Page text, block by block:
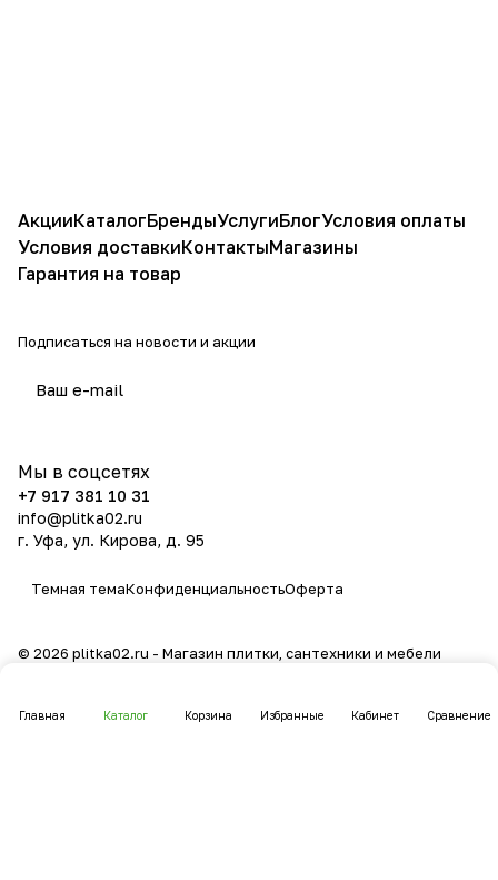
Главная Каталог Корзина Избранные Кабинет Сравнение
АкцииКаталогБрендыУслугиБлогУсловия оплаты
Условия доставкиКонтактыМагазины
Гарантия на товар
Подписаться на новости и акции
Мы в соцсетях
+7 917 381 10 31
info@plitka02.ru
г. Уфа, ул. Кирова, д. 95
Темная темаКонфиденциальностьОферта
© 2026 plitka02.ru - Магазин плитки, сантехники и мебели